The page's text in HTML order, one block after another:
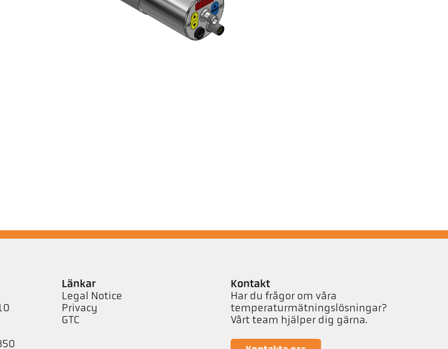
Länkar
Legal Notice
Privacy
GTC
Kontakt
Har du frågor om våra
temperaturmätningslösningar?
Vårt team hjälper dig gärna.